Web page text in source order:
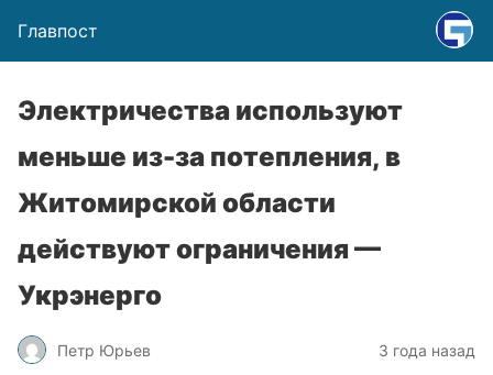
Главпост
Электричества используют
меньше из-за потепления, в
Житомирской области
действуют ограничения —
Укрэнерго
Петр Юрьев 3 года назад